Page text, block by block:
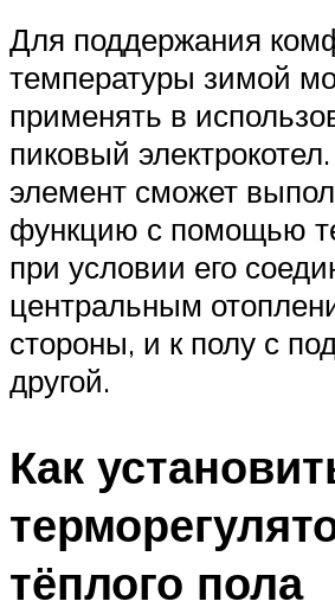
Для поддержания
температуры зимой
применять в
пиковый
элемент сможет
функцию с помощью
при условии его
центральным
стороны, и к полу с
другой.
Как
тёплого пола